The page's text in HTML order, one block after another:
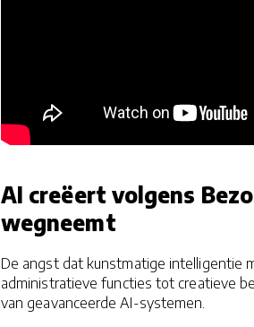
AI creëert volgens
wegneemt
De angst dat kunstmatige intelligentie
administratieve functies tot creatieve
van geavanceerde AI-systemen.